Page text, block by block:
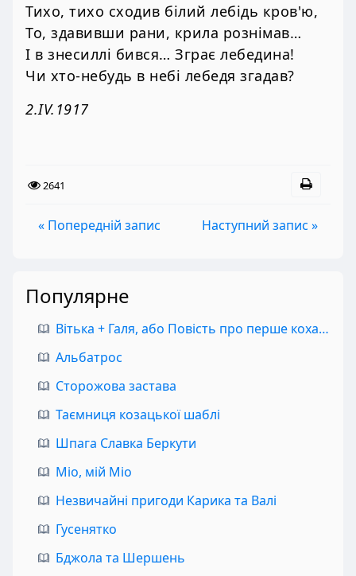
Тихо, тихо сходив білий лебідь кров'ю,
То, здавивши рани, крила рознімав…
І в знесиллі бився… Зграє лебедина!
Чи хто-небудь в небі лебедя згадав?
2.IV.1917
2641
« Попередній запис Наступний запис »
Популярне
Вітька + Галя, або Повість про перше кохання
Альбатрос
Сторожова застава
Таємниця козацької шаблі
Шпага Славка Беркути
Міо, мій Міо
Незвичайні пригоди Карика та Валі
Гусенятко
Бджола та Шершень